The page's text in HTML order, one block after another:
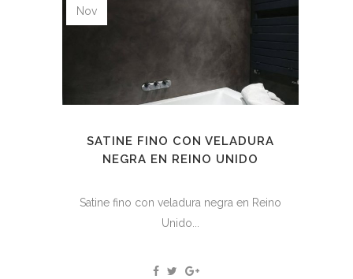
Nov
SATINE FINO CON VELADURA
NEGRA EN REINO UNIDO
Satine fino con veladura negra en Reino
Unido...